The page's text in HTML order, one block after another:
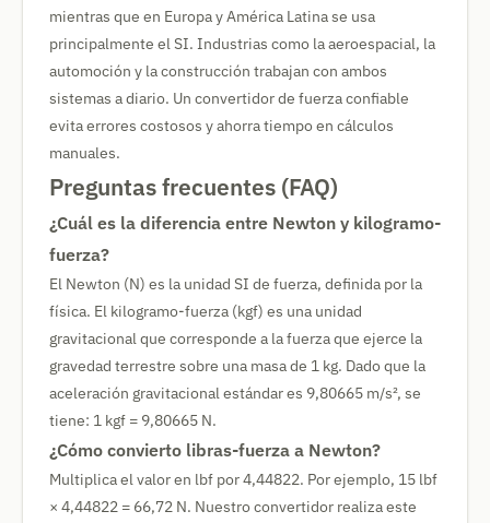
mientras que en Europa y América Latina se usa
principalmente el SI. Industrias como la aeroespacial, la
automoción y la construcción trabajan con ambos
sistemas a diario. Un convertidor de fuerza confiable
evita errores costosos y ahorra tiempo en cálculos
manuales.
Preguntas frecuentes (FAQ)
¿Cuál es la diferencia entre Newton y kilogramo-
fuerza?
El Newton (N) es la unidad SI de fuerza, definida por la
física. El kilogramo-fuerza (kgf) es una unidad
gravitacional que corresponde a la fuerza que ejerce la
gravedad terrestre sobre una masa de 1 kg. Dado que la
aceleración gravitacional estándar es 9,80665 m/s², se
tiene: 1 kgf = 9,80665 N.
¿Cómo convierto libras-fuerza a Newton?
Multiplica el valor en lbf por 4,44822. Por ejemplo, 15 lbf
× 4,44822 = 66,72 N. Nuestro convertidor realiza este